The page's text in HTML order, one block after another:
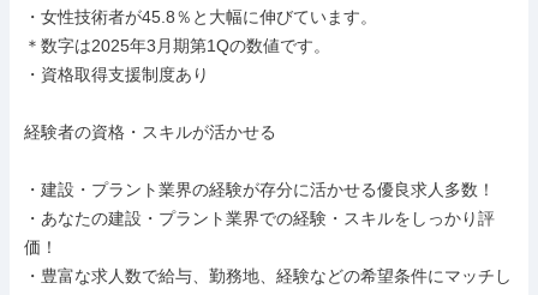
・女性技術者が45.8％と大幅に伸びています。
＊数字は2025年3月期第1Qの数値です。
・資格取得支援制度あり
経験者の資格・スキルが活かせる
・建設・プラント業界の経験が存分に活かせる優良求人多数！
・あなたの建設・プラント業界での経験・スキルをしっかり評
価！
・豊富な求人数で給与、勤務地、経験などの希望条件にマッチし